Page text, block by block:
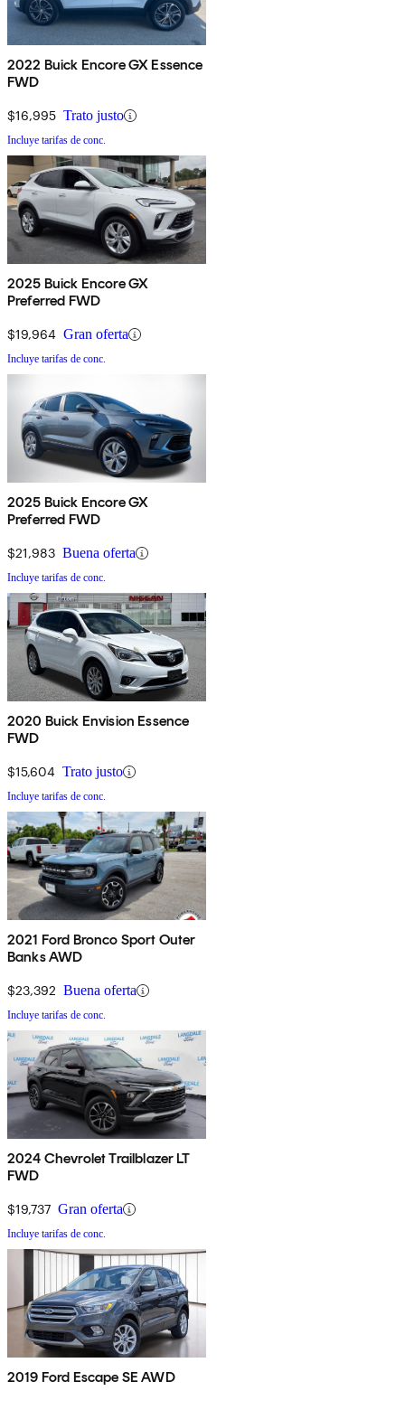
2022 Buick Encore GX Essence
FWD
$16,995 Trato justo
Incluye tarifas de conc.
2025 Buick Encore GX
Preferred FWD
$19,964 Gran oferta
Incluye tarifas de conc.
2025 Buick Encore GX
Preferred FWD
$21,983 Buena oferta
Incluye tarifas de conc.
2020 Buick Envision Essence
FWD
$15,604 Trato justo
Incluye tarifas de conc.
2021 Ford Bronco Sport Outer
Banks AWD
$23,392 Buena oferta
Incluye tarifas de conc.
2024 Chevrolet Trailblazer LT
FWD
$19,737 Gran oferta
Incluye tarifas de conc.
2019 Ford Escape SE AWD